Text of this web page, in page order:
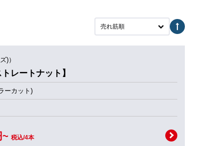
売れ筋順
)）
レートナット】
ーカット)
~ 税込/4本